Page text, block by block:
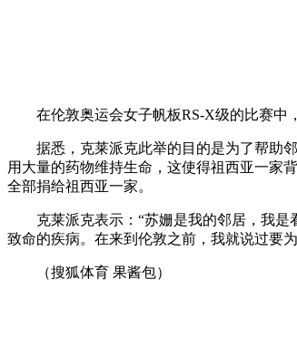
在伦敦奥运会女子帆板RS-X级的比赛中，
据悉，克莱派克此举的目的是为了帮助邻
用大量的药物维持生命，这使得祖西亚一家
全部捐给祖西亚一家。
克莱派克表示：“苏姗是我的邻居，我是
致命的疾病。在来到伦敦之前，我就说过要
（搜狐体育 果酱包）